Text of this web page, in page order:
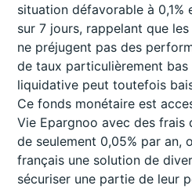
situation défavorable à 0,1%
sur 7 jours, rappelant que
ne préjugent pas des
de taux particulièrement
liquidative peut toutefois
Ce fonds monétaire est
Vie Epargnoo avec des
de seulement 0,05% par an,
français une solution de
sécuriser une partie de leur